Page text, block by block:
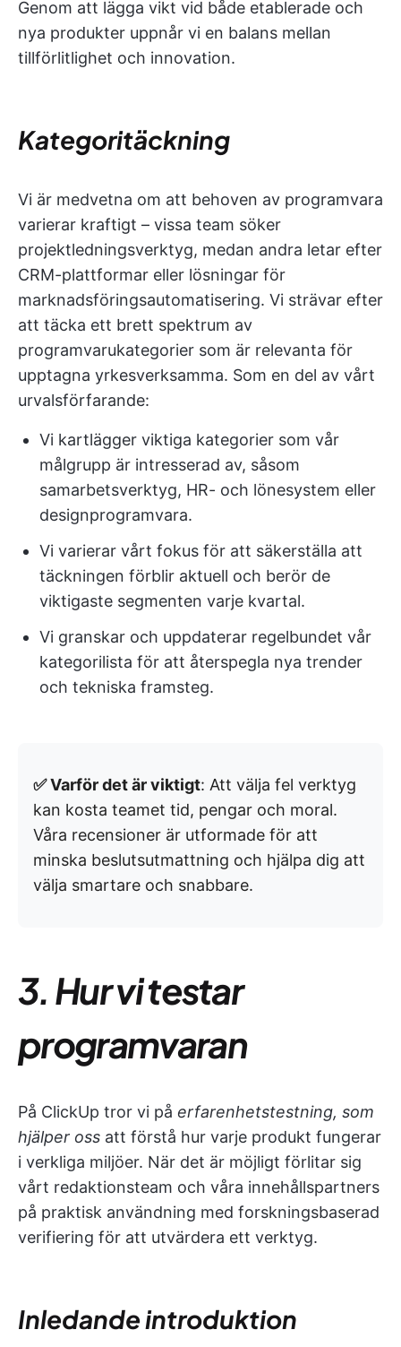
Genom att lägga vikt vid både etablerade och
nya produkter uppnår vi en balans mellan
tillförlitlighet och innovation.
Kategoritäckning
Vi är medvetna om att behoven av programvara
varierar kraftigt – vissa team söker
projektledningsverktyg, medan andra letar efter
CRM-plattformar eller lösningar för
marknadsföringsautomatisering. Vi strävar efter
att täcka ett brett spektrum av
programvarukategorier som är relevanta för
upptagna yrkesverksamma. Som en del av vårt
urvalsförfarande:
Vi kartlägger viktiga kategorier som vår
målgrupp är intresserad av, såsom
samarbetsverktyg, HR- och lönesystem eller
designprogramvara.
Vi varierar vårt fokus för att säkerställa att
täckningen förblir aktuell och berör de
viktigaste segmenten varje kvartal.
Vi granskar och uppdaterar regelbundet vår
kategorilista för att återspegla nya trender
och tekniska framsteg.
✅ Varför det är viktigt: Att välja fel verktyg
kan kosta teamet tid, pengar och moral.
Våra recensioner är utformade för att
minska beslutsutmattning och hjälpa dig att
välja smartare och snabbare.
3. Hur vi testar
programvaran
På ClickUp tror vi på erfarenhetstestning, som
hjälper oss att förstå hur varje produkt fungerar
i verkliga miljöer. När det är möjligt förlitar sig
vårt redaktionsteam och våra innehållspartners
på praktisk användning med forskningsbaserad
verifiering för att utvärdera ett verktyg.
Inledande introduktion